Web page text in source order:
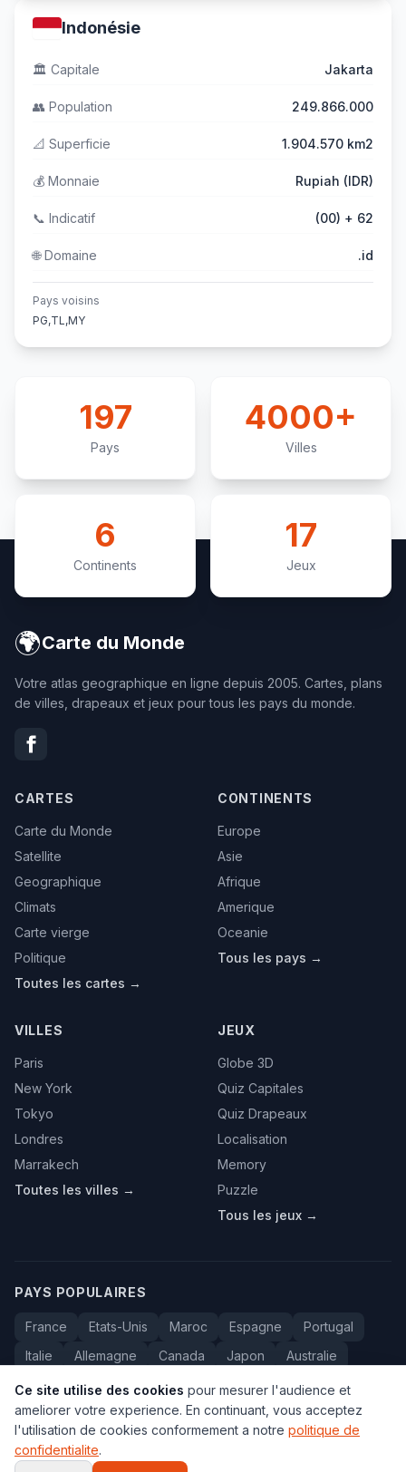
Indonésie
🏛️ Capitale Jakarta
👥 Population 249.866.000
📐 Superficie 1.904.570 km2
💰 Monnaie Rupiah (IDR)
📞 Indicatif (00) + 62
🌐Domaine .id
Pays voisins
PG,TL,MY
197
Pays
4000+
Villes
6
Continents
17
Jeux
🌍Carte du Monde
Votre atlas geographique en ligne depuis 2005. Cartes, plans
de villes, drapeaux et jeux pour tous les pays du monde.
CARTES
Carte du Monde
Satellite
Geographique
Climats
Carte vierge
Politique
Toutes les cartes →
CONTINENTS
Europe
Asie
Afrique
Amerique
Oceanie
Tous les pays →
VILLES
Paris
New York
Tokyo
Londres
Marrakech
Toutes les villes →
JEUX
Globe 3D
Quiz Capitales
Quiz Drapeaux
Localisation
Memory
Puzzle
Tous les jeux →
PAYS POPULAIRES
France Etats-Unis Maroc Espagne
Portugal
Italie
Allemagne Canada Japon
Australie
Bresil
Algerie Tunisie Belgique Drapeaux
© 2005-2026 Carte du Monde. Tous droits reserves.
Ce site utilise des cookies pour mesurer l'audience et
ameliorer votre experience. En continuant, vous acceptez
l'utilisation de cookies conformement a notre politique de
confidentialite.